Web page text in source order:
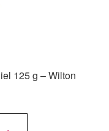
125 g – Wilton